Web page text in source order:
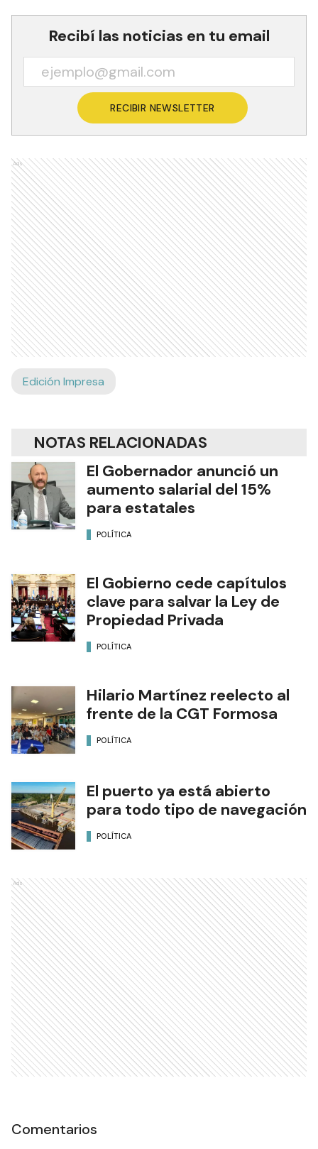
Recibí las noticias en tu email
RECIBIR NEWSLETTER
Ads
Edición Impresa
NOTAS RELACIONADAS
El Gobernador anunció un
aumento salarial del 15%
para estatales
POLÍTICA
El Gobierno cede capítulos
clave para salvar la Ley de
Propiedad Privada
POLÍTICA
Hilario Martínez reelecto al
frente de la CGT Formosa
POLÍTICA
El puerto ya está abierto
para todo tipo de navegación
POLÍTICA
Ads
Comentarios